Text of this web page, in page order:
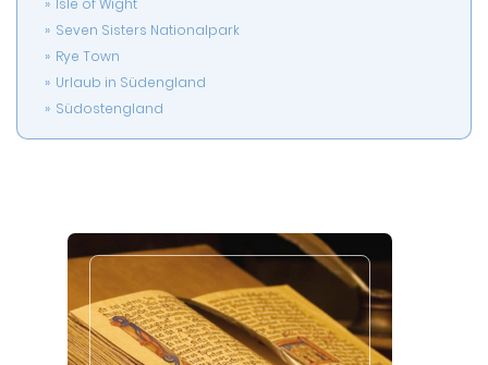
Isle of Wight
Seven Sisters Nationalpark
Rye Town
Urlaub in Südengland
Südostengland